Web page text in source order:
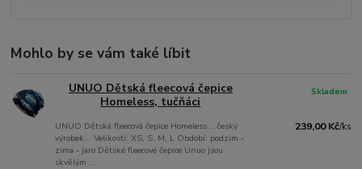
Mohlo by se vám také líbit
UNUO Dětská fleecová čepice
Homeless, tučňáci
UNUO Dětská fleecová čepice Homeless ...český
výrobek... Velikosti: XS, S, M, L Období: podzim -
zima - jaro Dětské fleecové čepice Unuo jsou
skvělým ...
239,00 Kč/ks
Skladem